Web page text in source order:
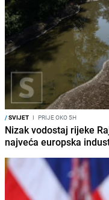
/SVIJET I PRIJE OKO 5H
Nizak vodostaj rijeke
najveća europska